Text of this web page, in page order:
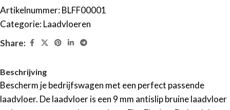
Artikelnummer:BLFF00001
Categorie:Laadvloeren
Share:
Beschrijving
Bescherm je bedrijfswagen met een perfect passende
laadvloer. De laadvloer is een 9 mm antislip bruine laadvloer